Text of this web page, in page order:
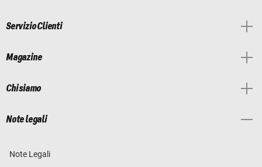
Servizio Clienti
Magazine
Chi siamo
Note legali
Note Legali